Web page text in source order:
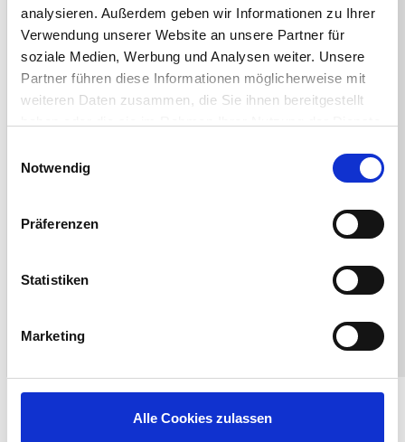
analysieren. Außerdem geben wir Informationen zu Ihrer
Verwendung unserer Website an unsere Partner für
soziale Medien, Werbung und Analysen weiter. Unsere
Partner führen diese Informationen möglicherweise mit
weiteren Daten zusammen, die Sie ihnen bereitgestellt
Notwendig
Präferenzen
Statistiken
Marketing
Alle Cookies zulassen
Share This